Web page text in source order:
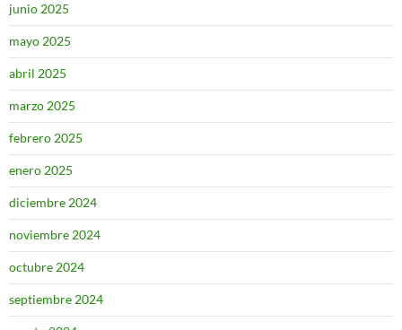
junio 2025
mayo 2025
abril 2025
marzo 2025
febrero 2025
enero 2025
diciembre 2024
noviembre 2024
octubre 2024
septiembre 2024